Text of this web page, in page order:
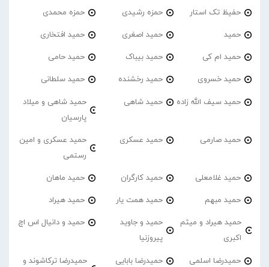
حفیظ تک استار حمزه رشیدی حمزه محمدی
حمید حمید اصغری حمید افتخاری
حمید ام کی حمید بیباک حمید حامی
حمید خسروی حمید رخشنده حمید سلطانی
حمید سیف الله زاده حمید شاهی
حمید شاهی و میلاد
پارسیان
حمید صارمی حمید عسکری
حمید عسکری و امین
رستمی
حمید غلامعلی حمید کارگران حمید ماهان
حمید مبهم حمید همت یار حمید هیراد
حمید هیراد و میثم
اکبری
حمید و جاوید
پیروزنیا
حمید و دانیال اس اچ
حمیدرضا اسلمی حمیدرضا بابایی
حمیدرضا ترکاشوند و